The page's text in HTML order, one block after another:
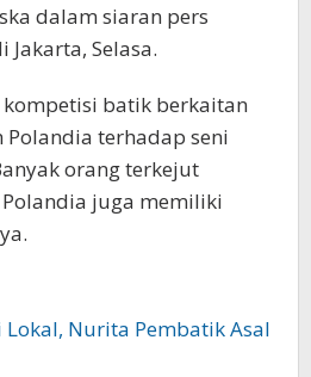
dalam siaran pers
Jakarta, Selasa.
batik berkaitan
Polandia terhadap seni
orang terkejut
juga memiliki
Lokal, Nurita Pembatik Asal